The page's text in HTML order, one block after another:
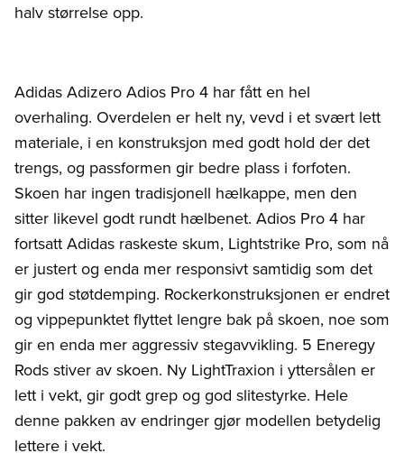
halv størrelse opp.
Adidas Adizero Adios Pro 4 har fått en hel
overhaling. Overdelen er helt ny, vevd i et svært lett
materiale, i en konstruksjon med godt hold der det
trengs, og passformen gir bedre plass i forfoten.
Skoen har ingen tradisjonell hælkappe, men den
sitter likevel godt rundt hælbenet. Adios Pro 4 har
fortsatt Adidas raskeste skum, Lightstrike Pro, som nå
er justert og enda mer responsivt samtidig som det
gir god støtdemping. Rockerkonstruksjonen er endret
og vippepunktet flyttet lengre bak på skoen, noe som
gir en enda mer aggressiv stegavvikling. 5 Eneregy
Rods stiver av skoen. Ny LightTraxion i yttersålen er
lett i vekt, gir godt grep og god slitestyrke. Hele
denne pakken av endringer gjør modellen betydelig
lettere i vekt.